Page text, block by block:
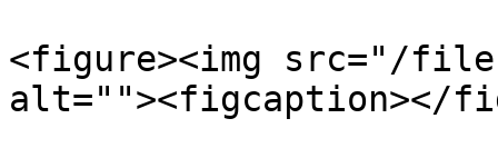
<figure><img src="/
alt=""><figcaption></